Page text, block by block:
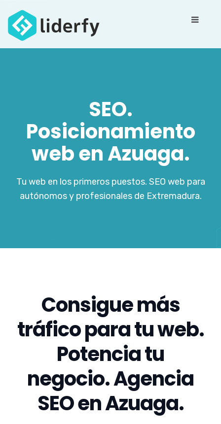
SEO.
Posicionamiento
web en Azuaga.
Tu web en los primeros puestos. SEO web para
autónomos y profesionales de Extremadura.
Consigue más
tráfico para tu web.
Potencia tu
negocio. Agencia
SEO en Azuaga.